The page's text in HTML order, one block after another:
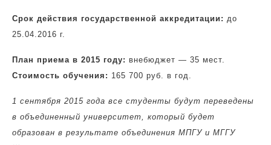
Срок действия государственной аккредитации: до
25.04.2016 г.
План приема в 2015 году: внебюджет — 35 мест.
Стоимость обучения: 165 700 руб. в год.
1 сентября 2015 года все студенты будут переведены
в объединенный университет, который будет
образован в результате объединения МПГУ и МГГУ